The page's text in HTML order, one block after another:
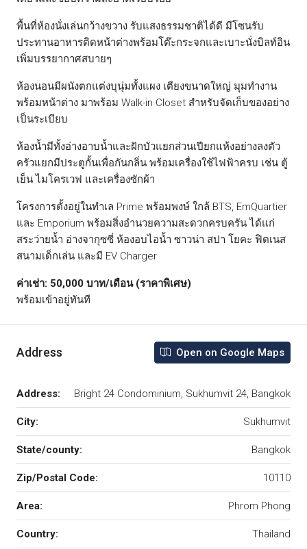
พื้นที่ห้องนั่งเล่นกว้างขวาง รับแสงธรรมชาติได้ดี มีโซนรับ
ประทานอาหารติดหน้าต่างพร้อมโต๊ะกระจกและเบาะนั่งบิลท์อิน
เพิ่มบรรยากาศสบายๆ
ห้องนอนมีผนังตกแต่งบุนุ่มทั้งแผง เตียงขนาดใหญ่ มุมทำงาน
พร้อมหน้าต่าง มาพร้อม Walk-in Closet สำหรับจัดเก็บของอย่าง
เป็นระเบียบ
ห้องน้ำมีทั้งอ่างอาบน้ำและฝักบัวแยกส่วนเปียกแห้งอย่างลงตัว
ครัวแยกมีประตูกั้นเพื่อกันกลิ่น พร้อมเครื่องใช้ไฟฟ้าครบ เช่น ตู้
เย็น ไมโครเวฟ และเครื่องซักผ้า
โครงการตั้งอยู่ในทำเล Prime พร้อมพงษ์ ใกล้ BTS, EmQuartier
และ Emporium พร้อมสิ่งอำนวยความสะดวกครบครัน ได้แก่
สระว่ายน้ำ อ่างจากุซซี่ ห้องอบไอน้ำ ซาวน่า สปา โยคะ ฟิตเนส
สนามเด็กเล่น และมี EV Charger
ค่าเช่า: 50,000 บาท/เดือน (ราคาพิเศษ)
พร้อมเข้าอยู่ทันที
Address Open on Google Maps
Address: Bright 24 Condominium, Sukhumvit 24, Bangkok
City: Sukhumvit
State/county: Bangkok
Zip/Postal Code: 10110
Area: Phrom Phong
Country: Thailand